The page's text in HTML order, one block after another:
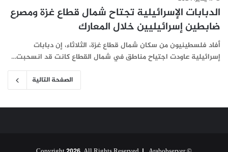
الدبابات الإسرائيلية تجتاح شمال قطاع غزة ومصرع
ضابطين إسرائيليين خلال المعارك
أفاد فلسطينيون من سكان شمال قطاع غزة، الثلاثاء، إن دبابات
إسرائيلية عاودت اجتياح مناطق في شمال القطاع كانت قد انسحبت…
الصفحة التالية